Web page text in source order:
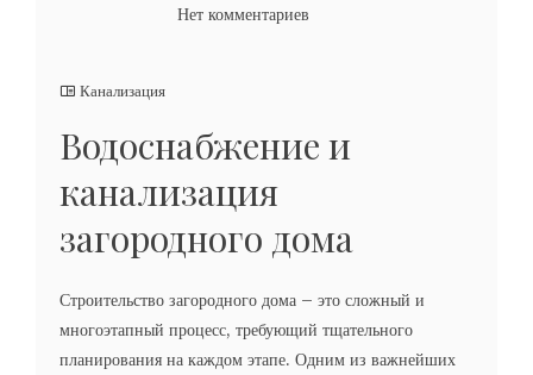
Нет комментариев
Канализация
Водоснабжение и
канализация
загородного дома
Строительство загородного дома – это сложный и
многоэтапный процесс, требующий тщательного
планирования на каждом этапе. Одним из важнейших